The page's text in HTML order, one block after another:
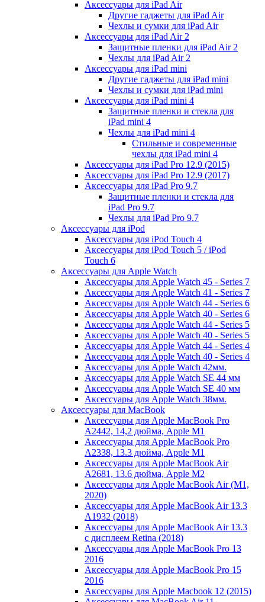
Аксессуары для iPad Air
Другие гаджеты для iPad Air
Чехлы и сумки для iPad Air
Аксессуары для iPad Air 2
Защитные пленки для iPad Air 2
Чехлы для iPad Air 2
Аксессуары для iPad mini
Другие гаджеты для iPad mini
Чехлы и сумки для iPad mini
Аксессуары для iPad mini 4
Защитные пленки и стекла для
iPad mini 4
Чехлы для iPad mini 4
Стильные и современные
чехлы для iPad mini 4
Аксессуары для iPad Pro 12.9 (2015)
Аксессуары для iPad Pro 12.9 (2017)
Аксессуары для iPad Pro 9.7
Защитные пленки и стекла для
iPad Pro 9.7
Чехлы для iPad Pro 9.7
Аксессуары для iPod
Аксессуары для iPod Touch 4
Аксессуары для iPod Touch 5 / iPod
Touch 6
Аксессуары для Apple Watch
Аксессуары для Apple Watch 45 - Series 7
Аксессуары для Apple Watch 41 - Series 7
Аксессуары для Apple Watch 44 - Series 6
Аксессуары для Apple Watch 40 - Series 6
Аксессуары для Apple Watch 44 - Series 5
Аксессуары для Apple Watch 40 - Series 5
Аксессуары для Apple Watch 44 - Series 4
Аксессуары для Apple Watch 40 - Series 4
Аксессуары для Apple Watch 42мм.
Аксессуары для Apple Watch SE 44 мм
Аксессуары для Apple Watch SE 40 мм
Аксессуары для Apple Watch 38мм.
Аксессуары для MacBook
Аксессуары для Apple MacBook Pro
A2442, 14,2 дюйма, Apple M1
Аксессуары для Apple MacBook Pro
A2338, 13.3 дюйма, Apple M1
Аксессуары для Apple MacBook Air
A2681, 13.6 дюйма, Apple M2
Аксессуары для Apple MacBook Air (M1,
2020)
Аксессуары для Apple MacBook Air 13.3
A1932 (2018)
Аксессуары для Apple MacBook Air 13.3
с дисплеем Retina (2018)
Аксессуары для Apple MacBook Pro 13
2016
Аксессуары для Apple MacBook Pro 15
2016
Аксессуары для Apple Macbook 12 (2015)